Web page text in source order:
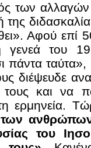
των αλλαγών
της
Αφού επί
γενεά του
πάντα
διέψευδε
και να
ερμηνεία.
των
του